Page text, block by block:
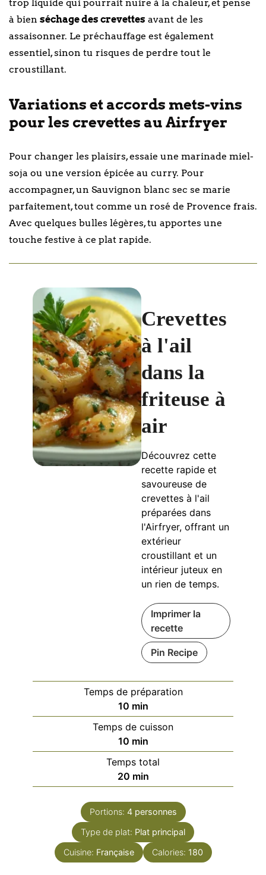
trop liquide qui pourrait nuire à la chaleur, et pense
à bien séchage des crevettes avant de les
assaisonner. Le préchauffage est également
essentiel, sinon tu risques de perdre tout le
croustillant.
Variations et accords mets-vins
pour les crevettes au Airfryer
Pour changer les plaisirs, essaie une marinade miel-
soja ou une version épicée au curry. Pour
accompagner, un Sauvignon blanc sec se marie
parfaitement, tout comme un rosé de Provence frais.
Avec quelques bulles légères, tu apportes une
touche festive à ce plat rapide.
Crevettes
à l'ail
dans la
friteuse à
air
Découvrez cette
recette rapide et
savoureuse de
crevettes à l'ail
préparées dans
l'Airfryer, offrant un
extérieur
croustillant et un
intérieur juteux en
un rien de temps.
Imprimer la
recette
Pin Recipe
Temps de préparation
10minutes
min
Temps de cuisson
10minutes
min
Temps total
20minutes
min
Portions: 4 personnes
Type de plat: Plat principal
Cuisine: Française Calories: 180